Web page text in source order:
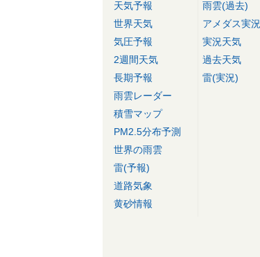
天気予報
世界天気
気圧予報
2週間天気
長期予報
雨雲レーダー
積雪マップ
PM2.5分布予測
世界の雨雲
雷(予報)
道路気象
黄砂情報
雨雲(過去)
アメダス実況
実況天気
過去天気
雷(実況)